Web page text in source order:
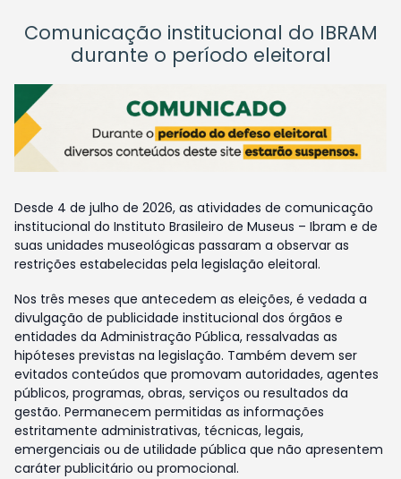
Comunicação institucional do IBRAM
durante o período eleitoral
Desde 4 de julho de 2026, as atividades de comunicação
institucional do Instituto Brasileiro de Museus – Ibram e de
suas unidades museológicas passaram a observar as
restrições estabelecidas pela legislação eleitoral.
Nos três meses que antecedem as eleições, é vedada a
divulgação de publicidade institucional dos órgãos e
entidades da Administração Pública, ressalvadas as
hipóteses previstas na legislação. Também devem ser
evitados conteúdos que promovam autoridades, agentes
públicos, programas, obras, serviços ou resultados da
gestão. Permanecem permitidas as informações
estritamente administrativas, técnicas, legais,
emergenciais ou de utilidade pública que não apresentem
caráter publicitário ou promocional.